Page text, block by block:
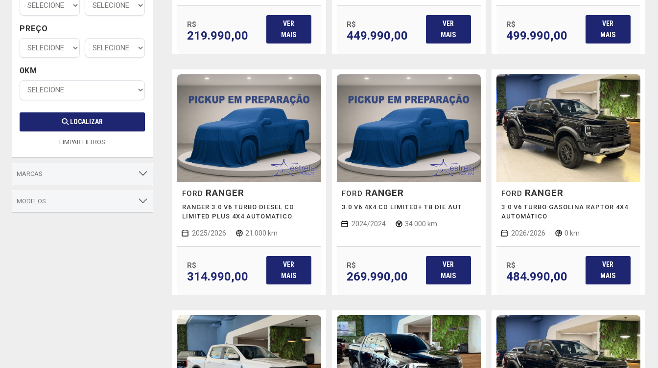
PREÇO
0KM
LOCALIZAR
LIMPAR FILTROS
MARCAS
MODELOS
R$
219.990,00
VER
MAIS
R$
449.990,00
VER
MAIS
R$
499.990,00
VER
MAIS
FORD RANGER
RANGER 3.0 V6 TURBO DIESEL CD
LIMITED PLUS 4X4 AUTOMATICO
2025/2026 21.000 km
R$
314.990,00
VER
MAIS
FORD RANGER
3.0 V6 4X4 CD LIMITED+ TB DIE AUT
2024/2024 34.000 km
R$
269.990,00
VER
MAIS
FORD RANGER
3.0 V6 TURBO GASOLINA RAPTOR 4X4
AUTOMÁTICO
2026/2026 0 km
R$
484.990,00
VER
MAIS